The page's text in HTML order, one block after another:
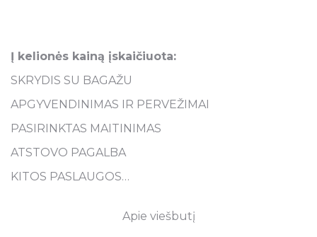
Į kelionės kainą įskaičiuota:
SKRYDIS SU BAGAŽU
APGYVENDINIMAS IR PERVEŽIMAI
PASIRINKTAS MAITINIMAS
ATSTOVO PAGALBA
KITOS PASLAUGOS…
Apie viešbutį